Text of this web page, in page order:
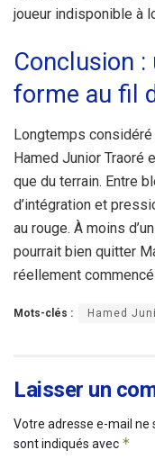
joueur indisponible à
Conclusion :
forme au fil
Longtemps
Hamed Junior Traoré
que du terrain. Entre
d’intégration et
au rouge. À moins
pourrait bien quitter
réellement
Mots-clés : Hamed
Laisser un
Votre adresse e-mail ne
sont indiqués avec *